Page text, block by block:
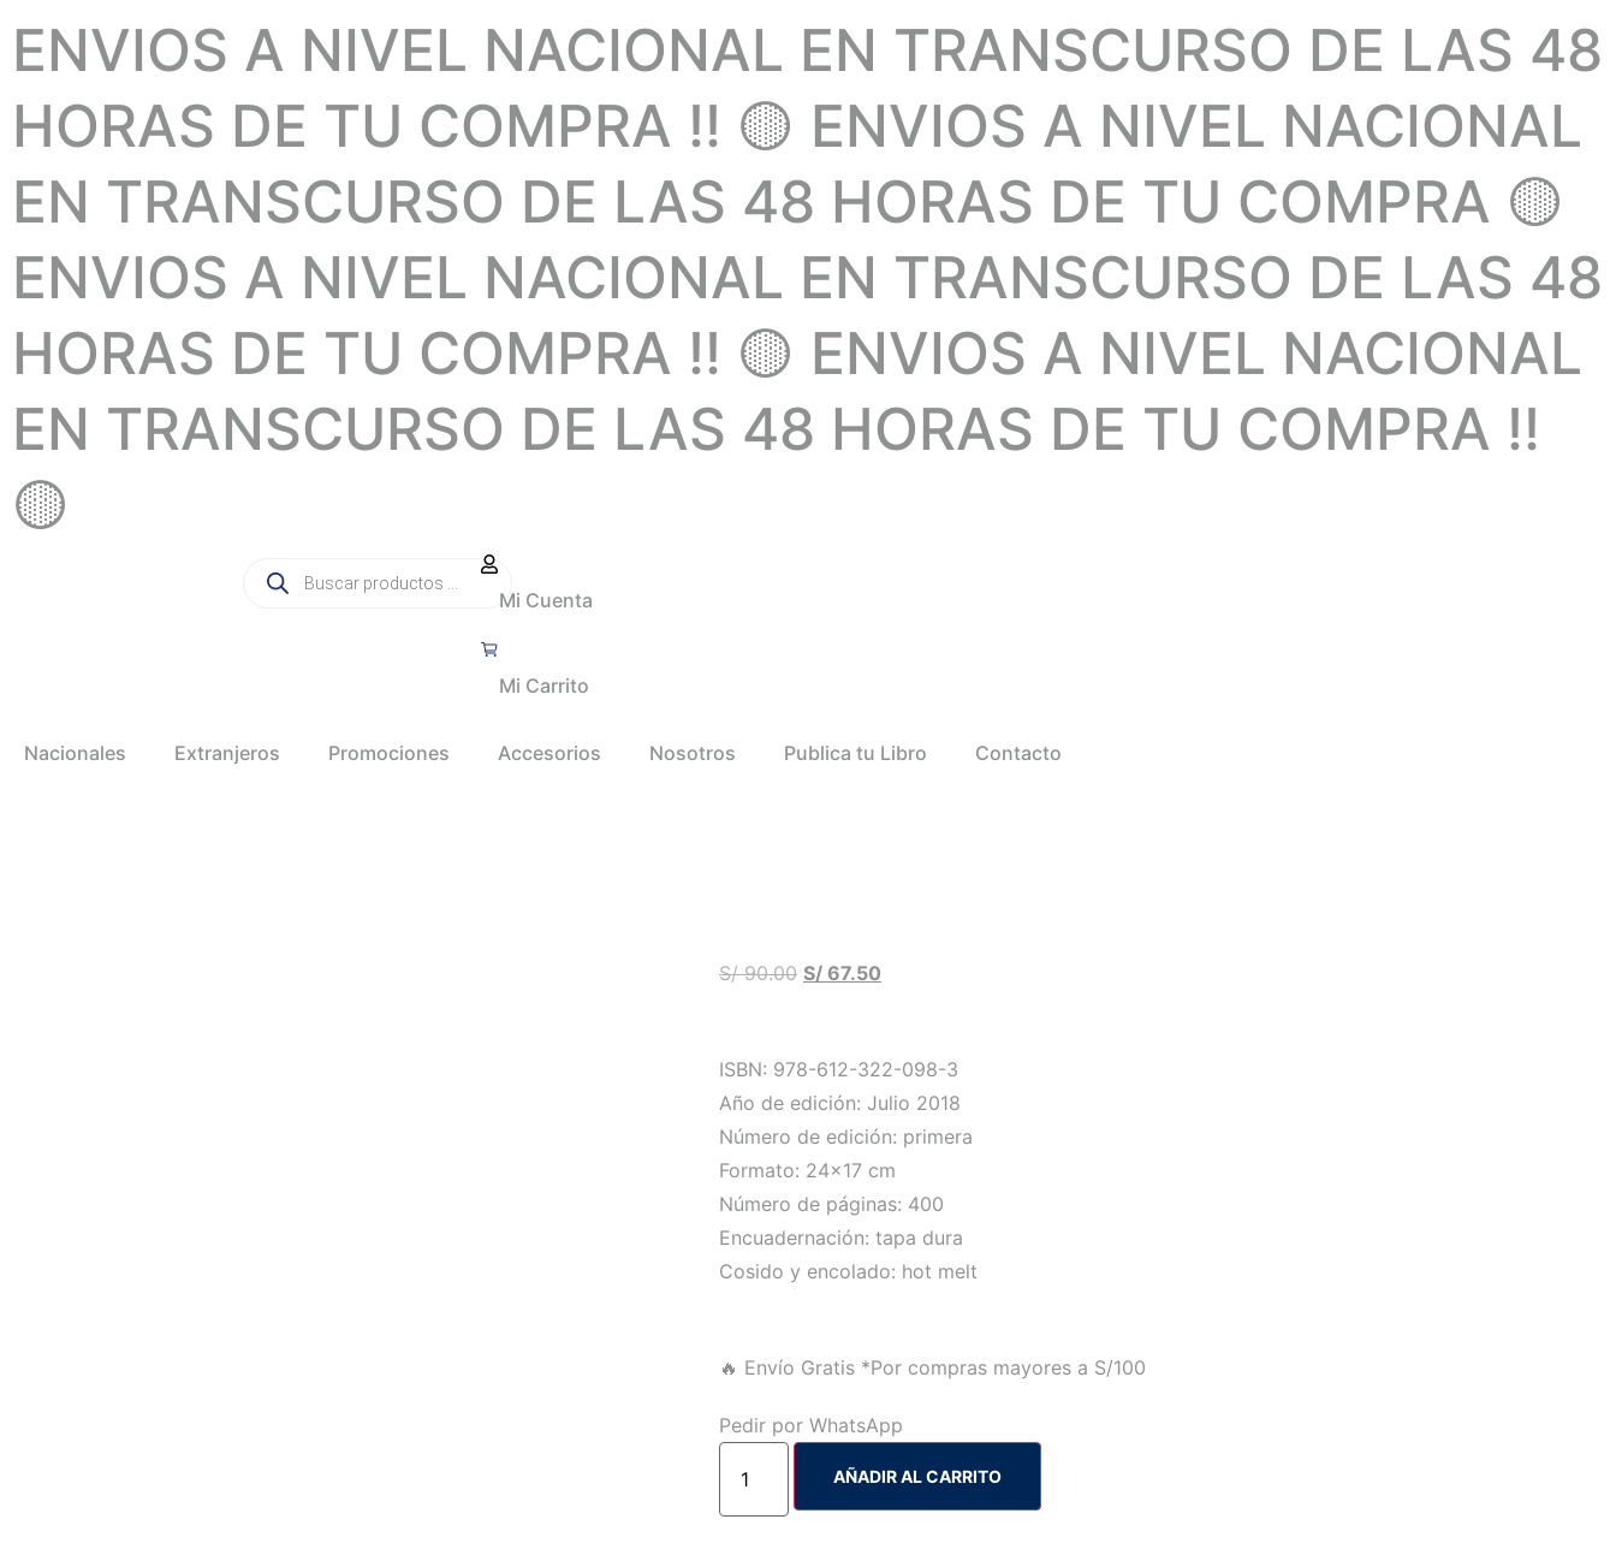
ENVIOS A NIVEL NACIONAL EN TRANSCURSO DE LAS 48
HORAS DE TU COMPRA !! 🟡 ENVIOS A NIVEL NACIONAL
EN TRANSCURSO DE LAS 48 HORAS DE TU COMPRA 🟡
ENVIOS A NIVEL NACIONAL EN TRANSCURSO DE LAS 48
HORAS DE TU COMPRA !! 🟡 ENVIOS A NIVEL NACIONAL
EN TRANSCURSO DE LAS 48 HORAS DE TU COMPRA !!
🟡
Mi Cuenta
Mi Carrito
Nacionales Extranjeros Promociones Accesorios Nosotros Publica tu Libro Contacto
S/90.00 S/ 67.50
ISBN: 978-612-322-098-3
Año de edición: Julio 2018
Número de edición: primera
Formato: 24×17 cm
Número de páginas: 400
Encuadernación: tapa dura
Cosido y encolado: hot melt
🔥 Envío Gratis *Por compras mayores a S/100
Pedir por WhatsApp
AÑADIR AL CARRITO